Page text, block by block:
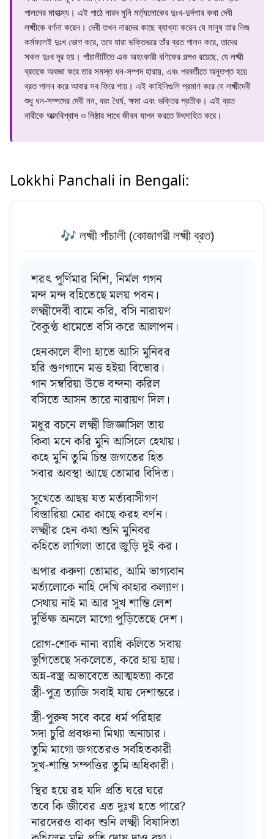
পালনের মাহাত্ম্য। এই পাঠে নারদ মুনি মর্ত্যলোকের দুঃখ-দুর্দশার কথা দেবী
লক্ষ্মীকে বর্ণনা করেন। দেবী তখন নারদের কাছে ব্যাখ্যা করেন যে মানুষ তার নিজ
কর্মফলেই দুঃখ ভোগ করে, তবে যারা ভক্তিভরে তাঁর ব্রত পালন করে, তাদের
সকল দুঃখ দূর হয়। পাঁচালীটিতে এক অহংকারী বণিকের গল্পও রয়েছে, যে লক্ষ্মী
ব্রতকে অবজ্ঞা করে তার সমস্ত ধন-সম্পদ হারায়, এবং পরবর্তীতে অনুতপ্ত হয়ে
ব্রত পালন করে আবার সব ফিরে পায়। এই কাহিনিগুলি প্রমাণ করে যে লক্ষ্মীদেবী
শুধু ধন-সম্পদের দেবী নন, বরং ধৈর্য, ক্ষমা এবং ভক্তির প্রতীক। এই ব্রত
নারীকে আত্মবিশ্বাস ও নিষ্ঠার সাথে জীবন যাপন করতে উৎসাহিত করে।
Lokkhi Panchali in Bengali:
🎶 লক্ষ্মী পাঁচালী (কোজাগরী লক্ষ্মী ব্রত)
শরৎ পূর্ণিমার নিশি, নির্মল গগন
মন্দ মন্দ বহিতেছে মলয় পবন।
লক্ষ্মীদেবী বামে করি, বসি নারায়ণ
বৈকুণ্ঠ ধামেতে বসি করে আলাপন।
হেনকালে বীণা হাতে আসি মুনিবর
হরি গুণগানে মত্ত হইয়া বিভোর।
গান সম্বরিয়া উভে বন্দনা করিল
বসিতে আসন তারে নারায়ণ দিল।
মধুর বচনে লক্ষ্মী জিজ্ঞাসিল তায়
কিবা মনে করি মুনি আসিলে হেথায়।
কহে মুনি তুমি চিন্ত জগতের হিত
সবার অবস্থা আছে তোমার বিদিত।
সুখেতে আছয় যত মর্ত্যবাসীগণ
বিস্তারিয়া মোর কাছে করহ বর্ণন।
লক্ষ্মীর হেন কথা শুনি মুনিবর
কহিতে লাগিলা তারে জুড়ি দুই কর।
অপার করুণা তোমার, আমি ভাগ্যবান
মর্ত্যলোকে নাহি দেখি কাহার কল্যাণ।
সেথায় নাই মা আর সুখ শান্তি লেশ
দুর্ভিক্ষ অনলে মাগো পুড়িতেছে দেশ।
রোগ-শোক নানা ব্যাধি কলিতে সবায়
ভুগিতেছে সকলেতে, করে হায় হায়।
অন্ন-বস্ত্র অভাবেতে আত্মহত্যা করে
স্ত্রী-পুত্র ত্যাজি সবাই যায় দেশান্তরে।
স্ত্রী-পুরুষ সবে করে ধর্ম পরিহার
সদা চুরি প্রবঞ্চনা মিথ্যা অনাচার।
তুমি মাগো জগতেরও সর্বহিতকারী
সুখ-শান্তি সম্পত্তির তুমি অধিকারী।
স্থির হয়ে রহ যদি প্রতি ঘরে ঘরে
তবে কি জীবের এত দুঃখ হতে পারে?
নারদেরও বাক্য শুনি লক্ষ্মী বিষাদিতা